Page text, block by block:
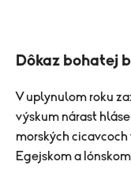
Dôkaz bohatej
V uplynulom roku
výskum nárast
morských
Egejskom a